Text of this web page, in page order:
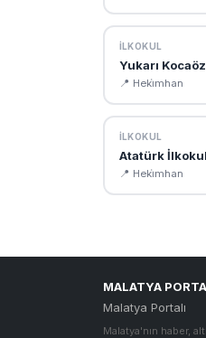
İLKOKUL
Yukarı
📍 Heki̇mhan
İLKOKUL
Atatürk
📍 Heki̇mhan
MALATYA
Malatya Portalı
Malatya'nın haber,